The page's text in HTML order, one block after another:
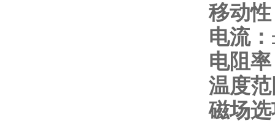
移动
电流：
电阻
温度
磁场